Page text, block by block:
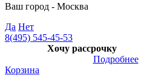
Ваш город - Москва
Да Нет
8(495) 545-45-53
Хочу рассрочку
Подробнее
Корзина